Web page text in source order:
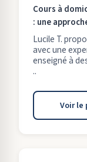
Cours à
: une
Lucile T.
avec une
enseigné à
..
Voir le